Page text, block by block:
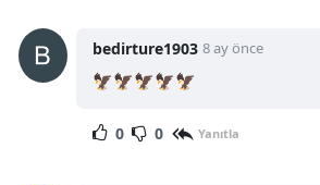
bedirture1903 8 ay önce
🦅🦅🦅🦅🦅
0 0 Yanıtla